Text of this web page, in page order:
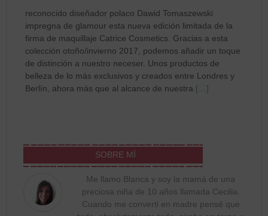
reconocido diseñador polaco Dawid Tomaszewski
impregna de glamour esta nueva edición limitada de la
firma de maquillaje Catrice Cosmetics. Gracias a esta
colección otoño/invierno 2017, podemos añadir un toque
de distinción a nuestro neceser. Unos productos de
belleza de lo más exclusivos y creados entre Londres y
Berlín, ahora más que al alcance de nuestra […]
SOBRE MÍ
Me llamo Blanca y soy la mamá de una
preciosa niña de 10 años llamada Cecilia.
Cuando me converti en madre pensé que